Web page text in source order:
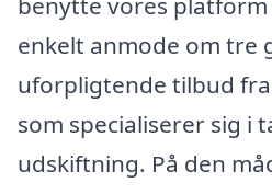
enkelt anmode om tre
uforpligtende tilbud
som specialiserer sig i
udskiftning. På den